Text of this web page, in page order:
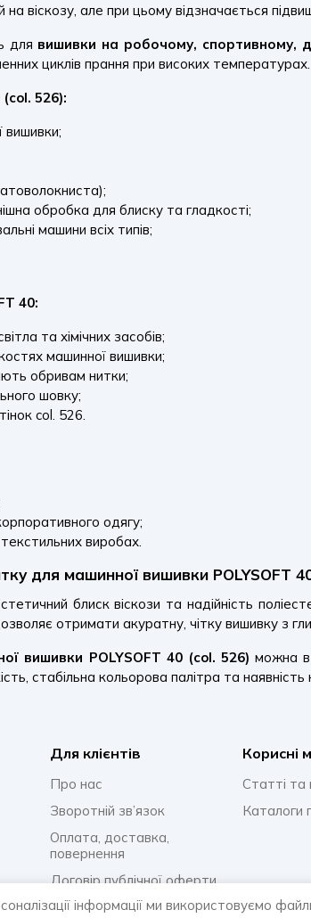
віскозу, але при цьому відзначається
для вишивки на робочому, спортивному,
циклів прання при високих температурах.
526):
вишивки;
обробка для блиску та гладкості;
машини всіх типів;
40:
та хімічних засобів;
машинної вишивки;
обривам нитки;
шовку;
col. 526.
одягу;
виробах.
для машинної вишивки POLYSOFT
блиск віскози та надійність
отримати акуратну, чітку вишивку з
вишивки POLYSOFT 40 (col. 526) можна в
стабільна кольорова палітра та наявність
Для клієнтів
Про нас
Зворотній зв’язок
Оплата, доставка,
повернення
Договір публічної оферти
Політика конфіденційності
Корисні
Статті та
Каталоги
інформації ми використовуємо